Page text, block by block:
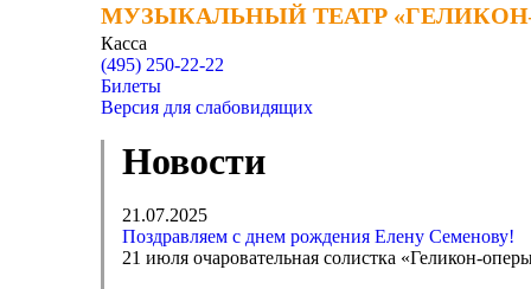
МУЗЫКАЛЬНЫЙ ТЕАТР
МУЗЫКАЛЬНЫЙ ТЕАТР
Касса
(495) 250-22-22
Билеты
Версия для слабовидящих
Новости
21.07.2025
Поздравляем с днем рождения Елену Семенову!
21 июля очаровательная солистка «Геликон-